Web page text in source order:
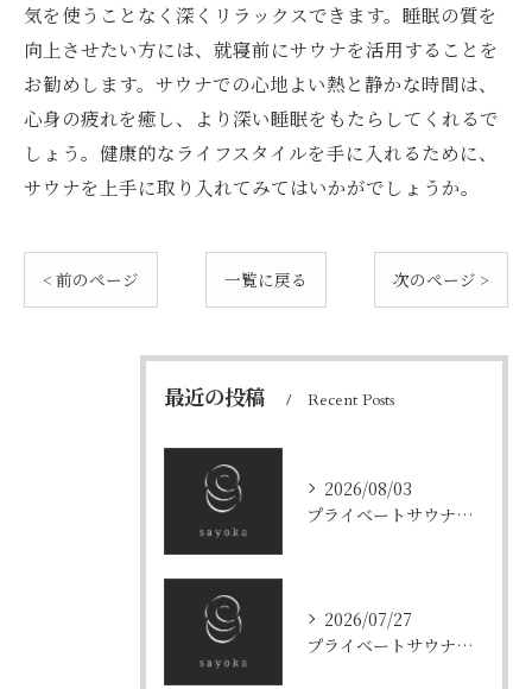
気を使うことなく深くリラックスできます。睡眠の質を
向上させたい方には、就寝前にサウナを活用することを
お勧めします。サウナでの心地よい熱と静かな時間は、
心身の疲れを癒し、より深い睡眠をもたらしてくれるで
しょう。健康的なライフスタイルを手に入れるために、
サウナを上手に取り入れてみてはいかがでしょうか。
< 前のページ 一覧に戻る 次のページ >
最近の投稿 Recent Posts
2026/08/03
プライベートサウナとフリーフロー京都府京都市上京区京田辺市でカップル利用や料金比較に役立つ利用ガイド
2026/07/27
プライベートサウナとワークスペースで集中とリフレッシュを両立する新習慣